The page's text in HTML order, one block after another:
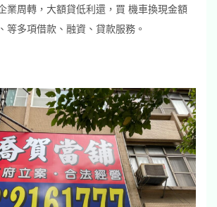
業周轉，大額貸低利還，買 機車換現金額
等多項借款、融資、貸款服務。